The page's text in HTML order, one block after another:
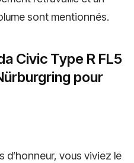
sont mentionnés.
Civic Type R FL5
pour
d’honneur, vous viviez le